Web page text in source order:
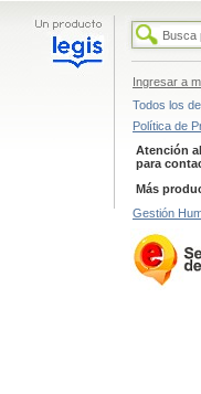
Ingresar a
Todos los
Política de
Atención
para
Más
Gestión